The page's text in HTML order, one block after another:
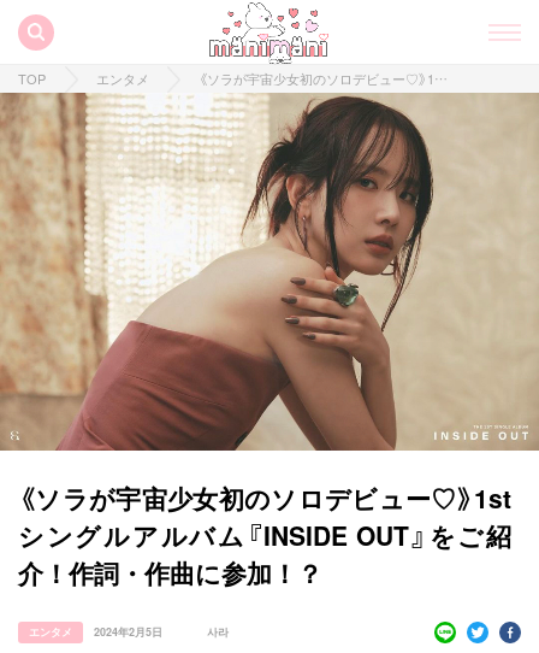
TOP エンタメ 《ソラが宇宙少女初のソロデビュー♡》1stシングルアルバム『INSIDE OUT』をご紹介！作詞・作曲に参加！？
《ソラが宇宙少女初のソロデビュー♡》1st
シングルアルバム『INSIDE OUT』をご紹
介！作詞・作曲に参加！？
エンタメ 2024年2月5日 사라